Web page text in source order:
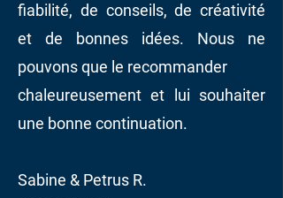
fiabilité, de conseils, de créativité
et de bonnes idées. Nous ne
pouvons que le recommander
chaleureusement et lui souhaiter
une bonne continuation.
Sabine & Petrus R.